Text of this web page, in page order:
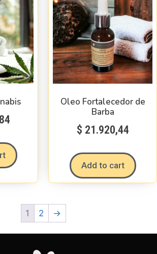
Oleo Fortalecedor de
Barba
$ 21.920,44
Add to cart
1 2 →